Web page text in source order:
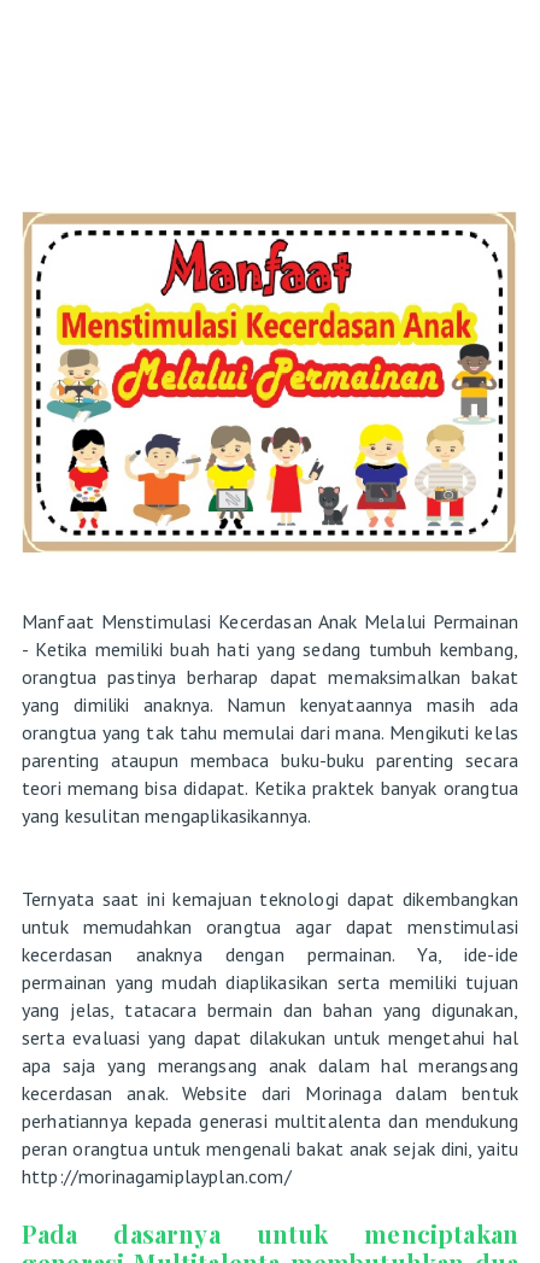
Manfaat Menstimulasi Kecerdasan Anak Melalui Permainan
- Ketika memiliki buah hati yang sedang tumbuh kembang,
orangtua pastinya berharap dapat memaksimalkan bakat
yang dimiliki anaknya. Namun kenyataannya masih ada
orangtua yang tak tahu memulai dari mana. Mengikuti kelas
parenting ataupun membaca buku-buku parenting secara
teori memang bisa didapat. Ketika praktek banyak orangtua
yang kesulitan mengaplikasikannya.
Ternyata saat ini kemajuan teknologi dapat dikembangkan
untuk memudahkan orangtua agar dapat menstimulasi
kecerdasan anaknya dengan permainan. Ya, ide-ide
permainan yang mudah diaplikasikan serta memiliki tujuan
yang jelas, tatacara bermain dan bahan yang digunakan,
serta evaluasi yang dapat dilakukan untuk mengetahui hal
apa saja yang merangsang anak dalam hal merangsang
kecerdasan anak. Website dari Morinaga dalam bentuk
perhatiannya kepada generasi multitalenta dan mendukung
peran orangtua untuk mengenali bakat anak sejak dini, yaitu
http://morinagamiplayplan.com/
Pada dasarnya untuk menciptakan